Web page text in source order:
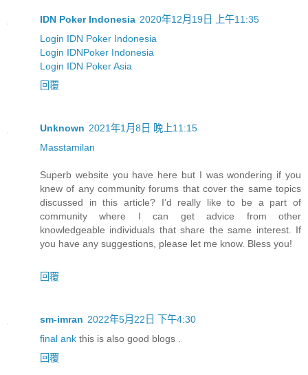
IDN Poker Indonesia 2020年12月19日 上午11:35
Login IDN Poker Indonesia
Login IDNPoker Indonesia
Login IDN Poker Asia
回覆
Unknown 2021年1月8日 晚上11:15
Masstamilan
Superb website you have here but I was wondering if you
knew of any community forums that cover the same topics
discussed in this article? I’d really like to be a part of
community where I can get advice from other
knowledgeable individuals that share the same interest. If
you have any suggestions, please let me know. Bless you!
回覆
sm-imran 2022年5月22日 下午4:30
final ank this is also good blogs .
回覆